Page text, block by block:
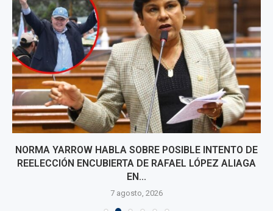
NORMA YARROW HABLA SOBRE POSIBLE INTENTO DE
REELECCIÓN ENCUBIERTA DE RAFAEL LÓPEZ ALIAGA
EN...
7 agosto, 2026